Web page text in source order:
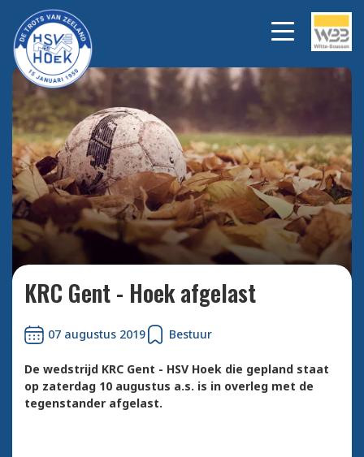
Bekijk alle foto's
KRC Gent - Hoek afgelast
07 augustus 2019 Bestuur
De wedstrijd KRC Gent - HSV Hoek die gepland staat
op zaterdag 10 augustus a.s. is in overleg met de
tegenstander afgelast.